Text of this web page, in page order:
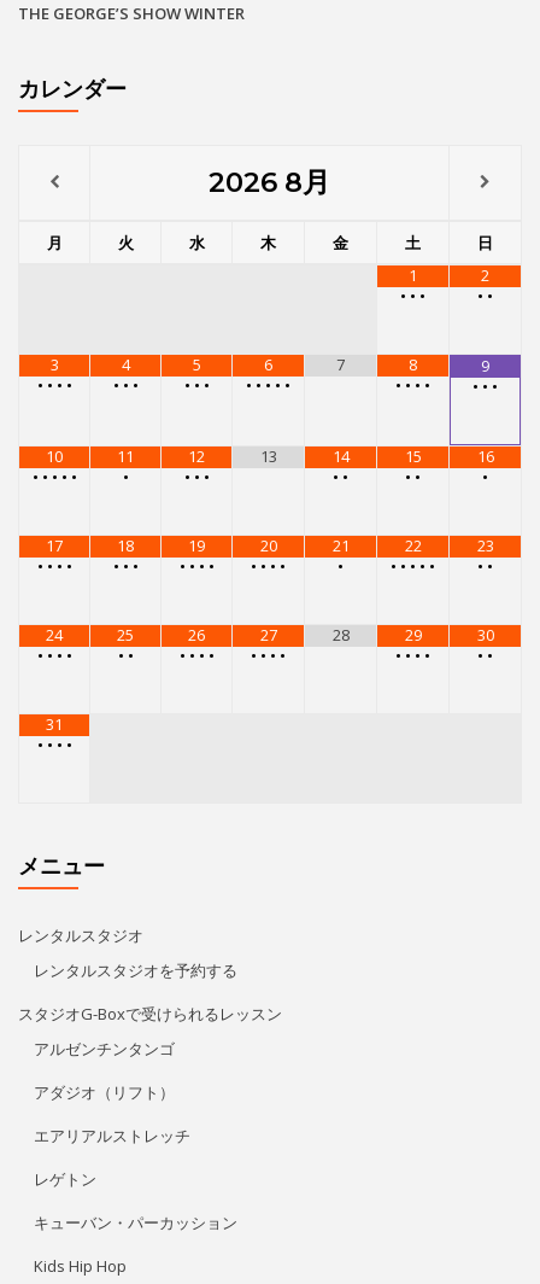
THE GEORGE’S SHOW WINTER
カレンダー
2026 8月
月 火 水 木 金 土
日
1
• • •
2
• •
3
• • • •
4
• • •
5
• • •
6
• • • • •
7
8
• • • •
9
• • •
10
• • • • •
11
•
12
• • •
13
14
• •
15
• •
16
•
17
• • • •
18
• • •
19
• • • •
20
• • • •
21
•
22
• • • • •
23
• •
24
• • • •
25
• •
26
• • • •
27
• • • •
28
29
• • • •
30
• •
31
• • • •
メニュー
レンタルスタジオ
レンタルスタジオを予約する
スタジオG-Boxで受けられるレッスン
アルゼンチンタンゴ
アダジオ（リフト）
エアリアルストレッチ
レゲトン
キューバン・パーカッション
Kids Hip Hop